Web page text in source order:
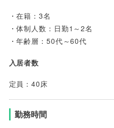
・在籍：3名
・体制人数：日勤1～2名
・年齢層：50代～60代
入居者数
定員：40床
勤務時間